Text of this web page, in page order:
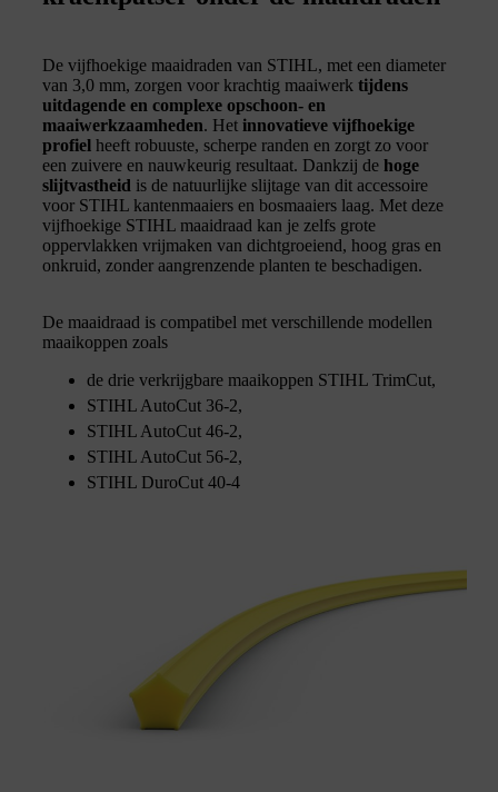
De vijfhoekige maaidraden van STIHL, met een diameter
van 3,0 mm, zorgen voor krachtig maaiwerk tijdens
uitdagende en complexe opschoon- en
maaiwerkzaamheden. Het innovatieve vijfhoekige
profiel heeft robuuste, scherpe randen en zorgt zo voor
een zuivere en nauwkeurig resultaat. Dankzij de hoge
slijtvastheid is de natuurlijke slijtage van dit accessoire
voor STIHL kantenmaaiers en bosmaaiers laag. Met deze
vijfhoekige STIHL maaidraad kan je zelfs grote
oppervlakken vrijmaken van dichtgroeiend, hoog gras en
onkruid, zonder aangrenzende planten te beschadigen.
De maaidraad is compatibel met verschillende modellen
maaikoppen zoals
de drie verkrijgbare maaikoppen STIHL TrimCut,
STIHL AutoCut 36-2,
STIHL AutoCut 46-2,
STIHL AutoCut 56-2,
STIHL DuroCut 40-4